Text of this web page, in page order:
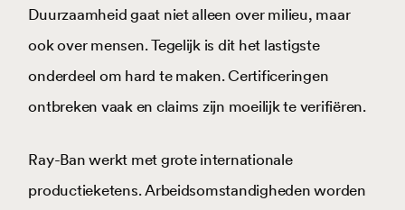
Duurzaamheid gaat niet alleen over milieu, maar
ook over mensen. Tegelijk is dit het lastigste
onderdeel om hard te maken. Certificeringen
ontbreken vaak en claims zijn moeilijk te verifiëren.
Ray-Ban werkt met grote internationale
productieketens. Arbeidsomstandigheden worden